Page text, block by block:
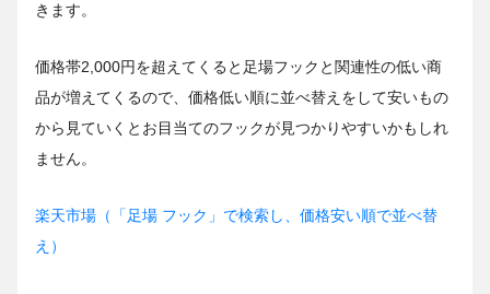
きます。
価格帯2,000円を超えてくると足場フックと関連性の低い商
品が増えてくるので、価格低い順に並べ替えをして安いもの
から見ていくとお目当てのフックが見つかりやすいかもしれ
ません。
楽天市場（「足場 フック」で検索し、価格安い順で並べ替
え）